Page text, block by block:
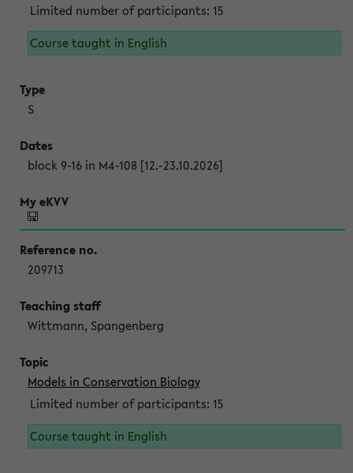
Limited number of participants: 15
Course taught in English
S
block 9-16 in M4-108 [12.-23.10.2026]
209713
Wittmann, Spangenberg
Models in Conservation Biology
Limited number of participants: 15
Course taught in English